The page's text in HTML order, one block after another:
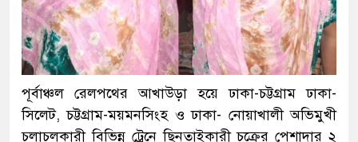
পূর্বাঞ্চল রেলপথের আখাউড়া হয়ে ঢাকা-চট্টগ্রাম ঢাকা-
সিলেট, চট্টগ্রাম-ময়মনসিংহ ও ঢাকা- নোয়াখালী অভিমুখী
চলাচলকারী বিভিন্ন ট্রেনে ছিনতাইকারী চক্রের পেশাদার ২